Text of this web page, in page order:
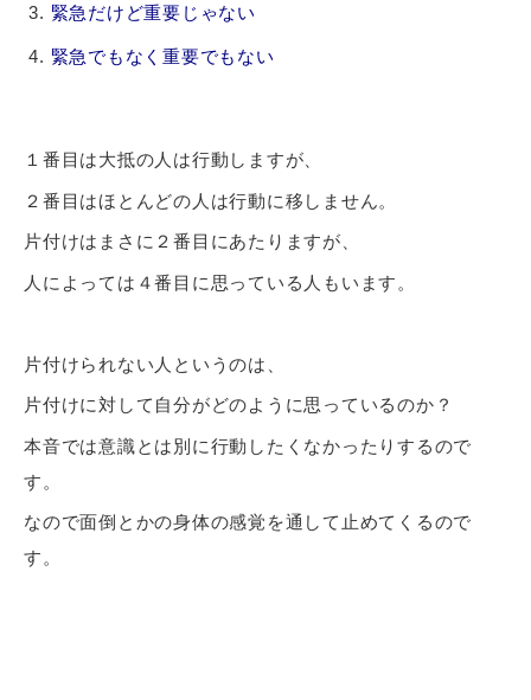
緊急だけど重要じゃない
緊急でもなく重要でもない
１番目は大抵の人は行動しますが、
２番目はほとんどの人は行動に移しません。
片付けはまさに２番目にあたりますが、
人によっては４番目に思っている人もいます。
片付けられない人というのは、
片付けに対して自分がどのように思っているのか？
本音では意識とは別に行動したくなかったりするので
す。
なので面倒とかの身体の感覚を通して止めてくるので
す。